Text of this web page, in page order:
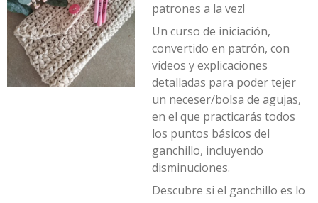
patrones a la vez!
Un curso de iniciación,
convertido en patrón, con
videos y explicaciones
detalladas para poder tejer
un neceser/bolsa de agujas,
en el que practicarás todos
los puntos básicos del
ganchillo, incluyendo
disminuciones.
Descubre si el ganchillo es lo